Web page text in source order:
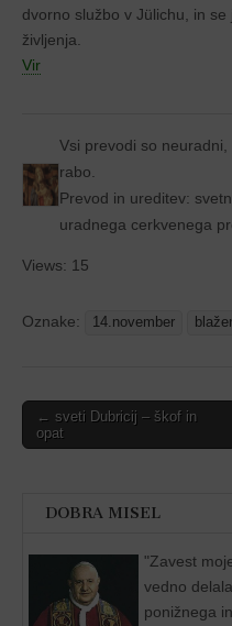
dvorno službo v Jülichu, in
življenja.
Vir
Vsi prevodi so
rabo.
Prevod in ureditev:
uradnega cerkvenega
Views: 15
Oznake: 14.november
Post
navigation
← sveti Dubricij – škof in
opat
DOBRA MISEL
"Zavest
vedno
ponižnega